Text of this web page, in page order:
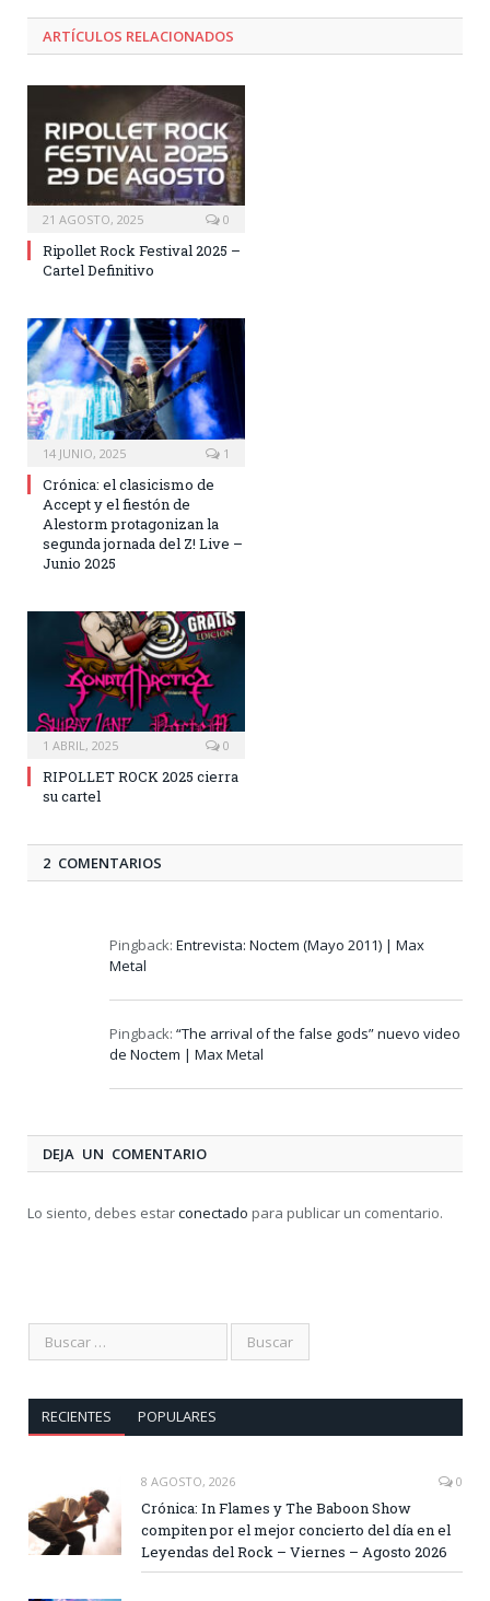
ARTÍCULOS RELACIONADOS
21 AGOSTO, 2025 0
Ripollet Rock Festival 2025 –
Cartel Definitivo
14 JUNIO, 2025 1
Crónica: el clasicismo de
Accept y el fiestón de
Alestorm protagonizan la
segunda jornada del Z! Live –
Junio 2025
1 ABRIL, 2025 0
RIPOLLET ROCK 2025 cierra
su cartel
2 COMENTARIOS
Pingback: Entrevista: Noctem (Mayo 2011) | Max
Metal
Pingback: “The arrival of the false gods” nuevo video
de Noctem | Max Metal
DEJA UN COMENTARIO
Lo siento, debes estarconectado para publicar un comentario.
RECIENTES POPULARES
8 AGOSTO, 2026 0
Crónica: In Flames y The Baboon Show
compiten por el mejor concierto del día en el
Leyendas del Rock – Viernes – Agosto 2026